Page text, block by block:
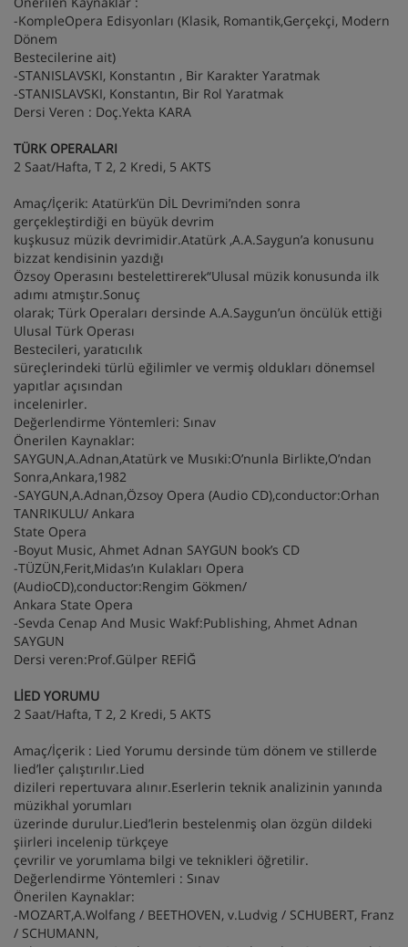
-KompleOpera Edisyonları (Klasik, Romantik,Gerçekçi, Modern
Dönem
Bestecilerine ait)
-STANISLAVSKI, Konstantın , Bir Karakter Yaratmak
-STANISLAVSKI, Konstantın, Bir Rol Yaratmak
Dersi Veren : Doç.Yekta KARA
TÜRK OPERALARI
2 Saat/Hafta, T 2, 2 Kredi, 5 AKTS
Amaç/İçerik: Atatürk’ün DİL Devrimi’nden sonra
gerçekleştirdiği en büyük devrim
kuşkusuz müzik devrimidir.Atatürk ,A.A.Saygun’a konusunu
bizzat kendisinin yazdığı
Özsoy Operasını bestelettirerek“Ulusal müzik konusunda ilk
adımı atmıştır.Sonuç
olarak; Türk Operaları dersinde A.A.Saygun’un öncülük ettiği
Ulusal Türk Operası
Bestecileri, yaratıcılık
süreçlerindeki türlü eğilimler ve vermiş oldukları dönemsel
yapıtlar açısından
incelenirler.
Değerlendirme Yöntemleri: Sınav
Önerilen Kaynaklar:
SAYGUN,A.Adnan,Atatürk ve Musıki:O’nunla Birlikte,O’ndan
Sonra,Ankara,1982
-SAYGUN,A.Adnan,Özsoy Opera (Audio CD),conductor:Orhan
TANRIKULU/ Ankara
State Opera
-Boyut Music, Ahmet Adnan SAYGUN book’s CD
-TÜZÜN,Ferit,Midas’ın Kulakları Opera
(AudioCD),conductor:Rengim Gökmen/
Ankara State Opera
-Sevda Cenap And Music Wakf:Publishing, Ahmet Adnan
SAYGUN
Dersi veren:Prof.Gülper REFİĞ
LİED YORUMU
2 Saat/Hafta, T 2, 2 Kredi, 5 AKTS
Amaç/İçerik : Lied Yorumu dersinde tüm dönem ve stillerde
lied’ler çalıştırılır.Lied
dizileri repertuvara alınır.Eserlerin teknik analizinin yanında
müzikhal yorumları
üzerinde durulur.Lied’lerin bestelenmiş olan özgün dildeki
şiirleri incelenip türkçeye
çevrilir ve yorumlama bilgi ve teknikleri öğretilir.
Değerlendirme Yöntemleri : Sınav
Önerilen Kaynaklar:
-MOZART,A.Wolfang / BEETHOVEN, v.Ludvig / SCHUBERT, Franz
/ SCHUMANN,